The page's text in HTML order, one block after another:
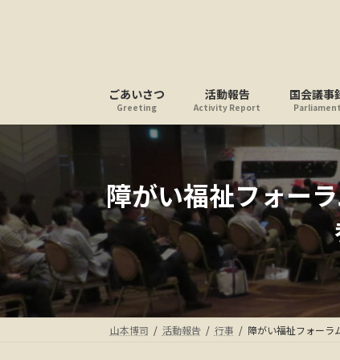
ス
ン
ごあいさつ
Greeting
活動報告
Activity Report
国会議事
Parliament
障がい福祉フォー
山本博司 活動報告 行事 障がい福祉フォーラ